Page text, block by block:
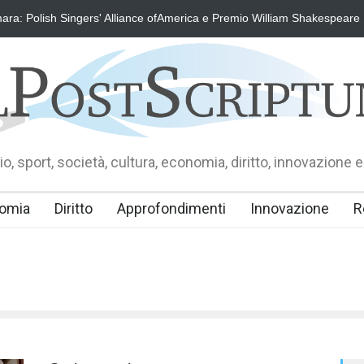
Polish Singers' Alliance ofAmerica e Premio William Shakespeare
sport, società, cultura, economia, diritto, innovazione
Diritto Approfondimenti Innovazione